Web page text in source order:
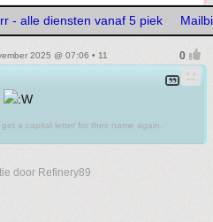
- alle diensten vanaf 5 piek
2025 @ 07:06 • 11
a capital letter for their name again.
door Refinery89